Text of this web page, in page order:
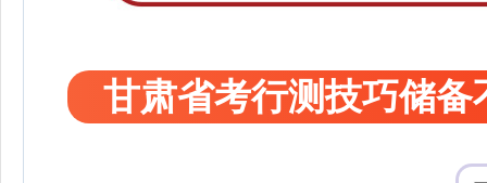
甘肃省考行测技巧储